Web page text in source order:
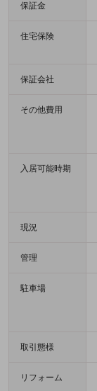
保証金
住宅保険
保証会社
その他費用
入居可能時期
現況
管理
駐車場
取引態様
リフォーム